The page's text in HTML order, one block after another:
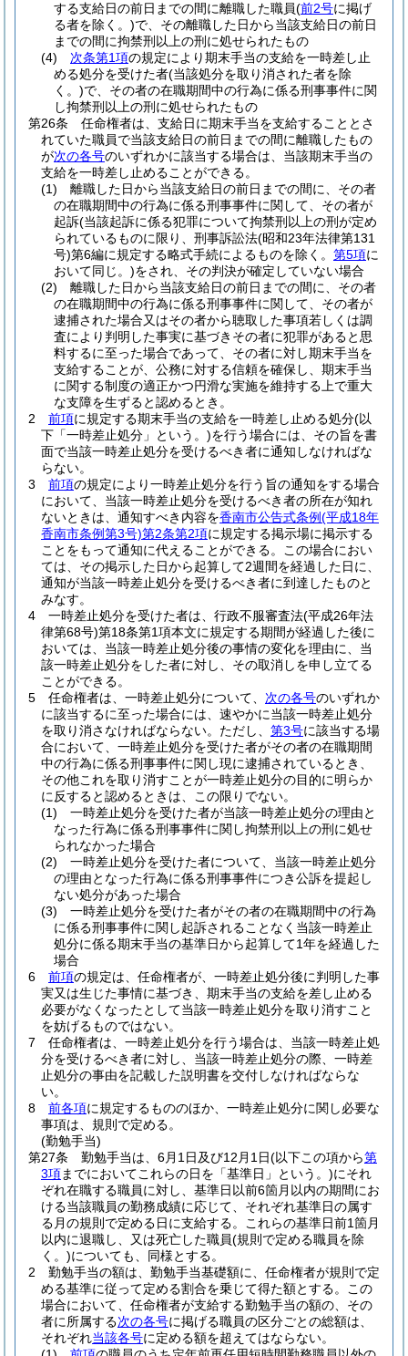
する支給日の前日までの間に離職した職員(前2号に掲げ
る者を除く。)で、その離職した日から当該支給日の前日
までの間に拘禁刑以上の刑に処せられたもの
(4)
次条第1項の規定により期末手当の支給を一時差し止
める処分を受けた者(当該処分を取り消された者を除
く。)で、その者の在職期間中の行為に係る刑事事件に関
し拘禁刑以上の刑に処せられたもの
第26条
任命権者は、支給日に期末手当を支給することとさ
れていた職員で当該支給日の前日までの間に離職したもの
が次の各号のいずれかに該当する場合は、当該期末手当の
支給を一時差し止めることができる。
(1)
離職した日から当該支給日の前日までの間に、その者
の在職期間中の行為に係る刑事事件に関して、その者が
起訴(当該起訴に係る犯罪について拘禁刑以上の刑が定め
られているものに限り、刑事訴訟法(昭和23年法律第131
号)第6編に規定する略式手続によるものを除く。 第5項に
おいて同じ。)をされ、その判決が確定していない場合
(2)
離職した日から当該支給日の前日までの間に、その者
の在職期間中の行為に係る刑事事件に関して、その者が
逮捕された場合又はその者から聴取した事項若しくは調
査により判明した事実に基づきその者に犯罪があると思
料するに至った場合であって、その者に対し期末手当を
支給することが、公務に対する信頼を確保し、期末手当
に関する制度の適正かつ円滑な実施を維持する上で重大
な支障を生ずると認めるとき。
2
前項に規定する期末手当の支給を一時差し止める処分(以
下「一時差止処分」という。)を行う場合には、その旨を書
面で当該一時差止処分を受けるべき者に通知しなければな
らない。
3
前項の規定により一時差止処分を行う旨の通知をする場合
において、当該一時差止処分を受けるべき者の所在が知れ
ないときは、通知すべき内容を香南市公告式条例(平成18年
香南市条例第3号)第2条第2項に規定する掲示場に掲示する
ことをもって通知に代えることができる。
この場合におい
ては、その掲示した日から起算して2週間を経過した日に、
通知が当該一時差止処分を受けるべき者に到達したものと
みなす。
4
一時差止処分を受けた者は、行政不服審査法(平成26年法
律第68号)第18条第1項本文に規定する期間が経過した後に
おいては、当該一時差止処分後の事情の変化を理由に、当
該一時差止処分をした者に対し、その取消しを申し立てる
ことができる。
5
任命権者は、一時差止処分について、 次の各号のいずれか
に該当するに至った場合には、速やかに当該一時差止処分
を取り消さなければならない。 ただし、 第3号に該当する場
合において、一時差止処分を受けた者がその者の在職期間
中の行為に係る刑事事件に関し現に逮捕されているとき、
その他これを取り消すことが一時差止処分の目的に明らか
に反すると認めるときは、この限りでない。
(1)
一時差止処分を受けた者が当該一時差止処分の理由と
なった行為に係る刑事事件に関し拘禁刑以上の刑に処せ
られなかった場合
(2)
一時差止処分を受けた者について、当該一時差止処分
の理由となった行為に係る刑事事件につき公訴を提起し
ない処分があった場合
(3)
一時差止処分を受けた者がその者の在職期間中の行為
に係る刑事事件に関し起訴されることなく当該一時差止
処分に係る期末手当の基準日から起算して1年を経過した
場合
6
前項の規定は、任命権者が、一時差止処分後に判明した事
実又は生じた事情に基づき、期末手当の支給を差し止める
必要がなくなったとして当該一時差止処分を取り消すこと
を妨げるものではない。
7
任命権者は、一時差止処分を行う場合は、当該一時差止処
分を受けるべき者に対し、当該一時差止処分の際、一時差
止処分の事由を記載した説明書を交付しなければならな
い。
8
前各項に規定するもののほか、一時差止処分に関し必要な
事項は、規則で定める。
(勤勉手当)
第27条
勤勉手当は、6月1日及び12月1日(以下この項から第
3項までにおいてこれらの日を「基準日」という。)にそれ
ぞれ在職する職員に対し、基準日以前6箇月以内の期間にお
ける当該職員の勤務成績に応じて、それぞれ基準日の属す
る月の規則で定める日に支給する。
これらの基準日前1箇月
以内に退職し、又は死亡した職員(規則で定める職員を除
く。)についても、同様とする。
2
勤勉手当の額は、勤勉手当基礎額に、任命権者が規則で定
める基準に従って定める割合を乗じて得た額とする。
この
場合において、任命権者が支給する勤勉手当の額の、その
者に所属する次の各号に掲げる職員の区分ごとの総額は、
それぞれ当該各号に定める額を超えてはならない。